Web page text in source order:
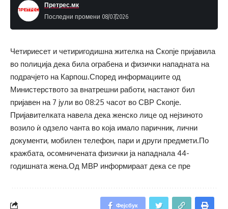
Последни промени 08/07/2026
Претрес.мк
Четириесет и четиригодишна жителка на Скопје пријавила
во полиција дека била ограбена и физички нападната на
подрачјето на Карпош.Според информациите од
Министерството за внатрешни работи, настанот бил
пријавен на 7 јули во 08:25 часот во СВР Скопје.
Пријавителката навела дека женско лице од нејзиното
возило ѝ одзело чанта во која имало паричник, лични
документи, мобилен телефон, пари и други предмети.По
кражбата, осомничената физички ја нападнала 44-
годишната жена.Од МВР информираат дека се пре
Фејсбук